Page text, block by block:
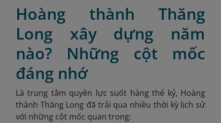
Hoàng thành Thăng
Long xây dựng năm
nào? Những cột mốc
đáng nhớ
Là trung tâm quyền lực suốt hàng thế kỷ, Hoàng
thành Thăng Long đã trải qua nhiều thời kỳ lịch sử
với những cột mốc quan trọng: